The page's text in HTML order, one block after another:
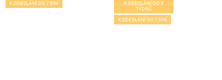
K ODESLÁNÍ DO 7 DNÍ
K ODESLÁNÍ DO 3
TÝDNŮ
K ODESLÁNÍ DO 7 DNÍ